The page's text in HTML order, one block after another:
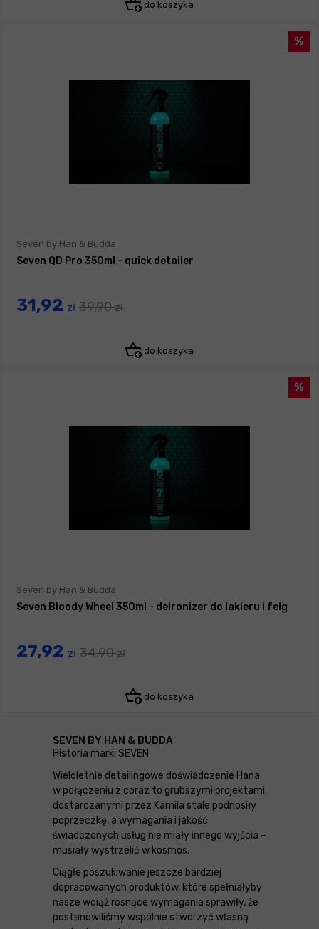
do koszyka
Seven by Han & Budda
Seven QD Pro 350ml - quick detailer
31,92 zł 39,90zł
do koszyka
Seven by Han & Budda
Seven Bloody Wheel 350ml - deironizer do lakieru i felg
27,92 zł 34,90zł
do koszyka
SEVEN BY HAN & BUDDA
Historia marki SEVEN
Wieloletnie detailingowe doświadczenie Hana
w połączeniu z coraz to grubszymi projektami
dostarczanymi przez Kamila stale podnosiły
poprzeczkę, a wymagania i jakość
świadczonych usług nie miały innego wyjścia –
musiały wystrzelić w kosmos.
Ciągłe poszukiwanie jeszcze bardziej
dopracowanych produktów, które spełniałyby
nasze wciąż rosnące wymagania sprawiły, że
postanowiliśmy wspólnie stworzyć własną